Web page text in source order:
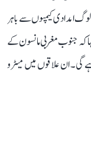
رہ رہے ہیں۔ اس کے علاوہ 1132 خاندان یعنی 3700 لوگ امدادی کیمپوں سے باہر
کہ جنوب مغربی مانسون کے
ان علاقوں میں میٹرو